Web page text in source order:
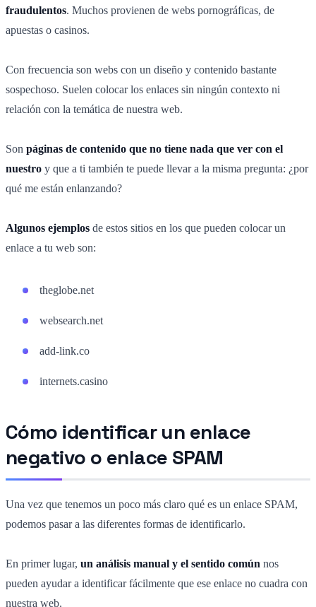
fraudulentos. Muchos provienen de webs pornográficas, de
apuestas o casinos.
Con frecuencia son webs con un diseño y contenido bastante
sospechoso. Suelen colocar los enlaces sin ningún contexto ni
relación con la temática de nuestra web.
Son páginas de contenido que no tiene nada que ver con el
nuestro y que a ti también te puede llevar a la misma pregunta: ¿por
qué me están enlanzando?
Algunos ejemplos de estos sitios en los que pueden colocar un
enlace a tu web son:
theglobe.net
websearch.net
add-link.co
internets.casino
Cómo identificar un enlace
negativo o enlace SPAM
Una vez que tenemos un poco más claro qué es un enlace SPAM,
podemos pasar a las diferentes formas de identificarlo.
En primer lugar, un análisis manual y el sentido común nos
pueden ayudar a identificar fácilmente que ese enlace no cuadra con
nuestra web.